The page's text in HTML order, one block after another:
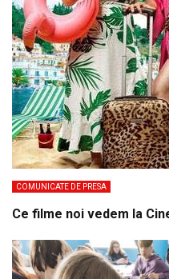
COMUNICATE DE PRESA
Ce filme noi vedem la